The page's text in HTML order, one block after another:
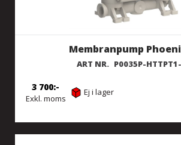
Membranpump
ART NR. P0035P-
Exkl. moms
3 700 Ej i lager